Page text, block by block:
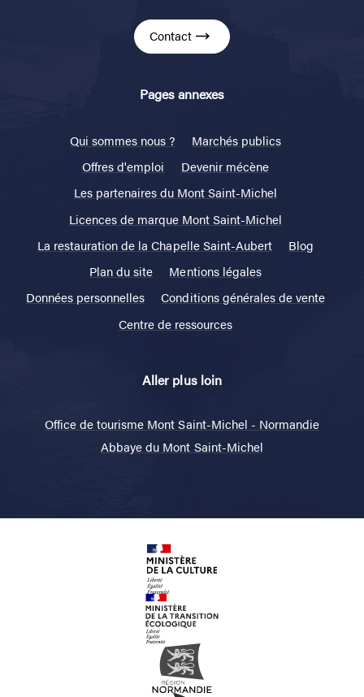
Contact
Pages annexes
Qui sommes nous ?
Marchés publics
Offres d'emploi
Devenir mécène
Les partenaires du Mont Saint-Michel
Licences de marque Mont Saint-Michel
La restauration de la Chapelle Saint-Aubert
Blog
Plan du site
Mentions légales
Données personnelles
Conditions générales de vente
Centre de ressources
Aller plus loin
Office de tourisme Mont Saint-Michel - Normandie
Abbaye du Mont Saint-Michel